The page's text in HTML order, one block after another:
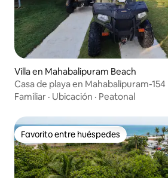
Villa en Mahabalipuram Beach
Casa de playa en Mahabalipuram-
Familiar · Ubicación · Peatonal
Favorito entre huéspedes
Favorito entre huéspedes